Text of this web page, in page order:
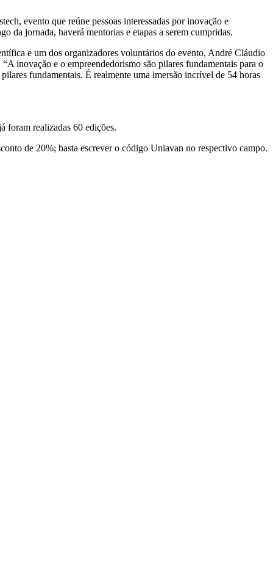
evento que reúne pessoas interessadas por inovação e
da jornada, haverá mentorias e etapas a serem cumpridas.
e um dos organizadores voluntários do evento, André Cláudio
inovação e o empreendedorismo são pilares fundamentais para o
fundamentais. É realmente uma imersão incrível de 54 horas
foram realizadas 60 edições.
de 20%; basta escrever o código Uniavan no respectivo campo.